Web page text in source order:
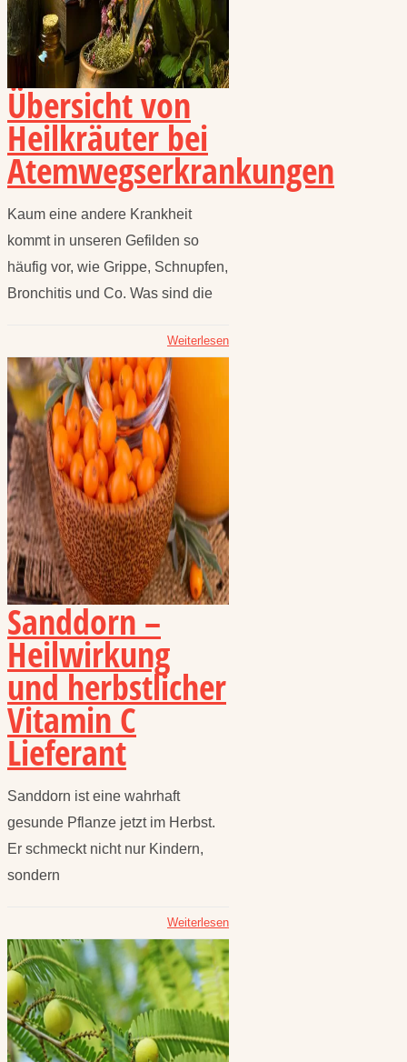
Übersicht von
Heilkräuter bei
Atemwegserkrankungen
Kaum eine andere Krankheit
kommt in unseren Gefilden so
häufig vor, wie Grippe, Schnupfen,
Bronchitis und Co. Was sind die
Weiterlesen
Sanddorn –
Heilwirkung
und herbstlicher
Vitamin C
Lieferant
Sanddorn ist eine wahrhaft
gesunde Pflanze jetzt im Herbst.
Er schmeckt nicht nur Kindern,
sondern
Weiterlesen